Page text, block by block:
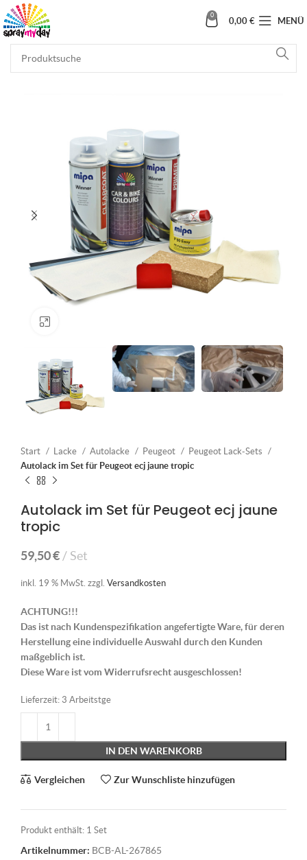
0
0,00 € MENÜ
Start Lacke Autolacke Peugeot
Peugeot Lack-Sets
Autolack im Set für Peugeot ecj jaune tropic
Autolack im Set für Peugeot ecj jaune
tropic
59,50€ Set
inkl. 19 % MwSt. zzgl. Versandkosten
ACHTUNG!!!
Das ist nach Kundenspezifikation angefertigte Ware, für deren
Herstellung eine individuelle Auswahl durch den Kunden
maßgeblich ist.
Diese Ware ist vom Widerrufsrecht ausgeschlossen!
Lieferzeit: 3 Arbeitstge
IN DEN WARENKORB
Vergleichen Zur Wunschliste hinzufügen
Produkt enthält: 1 Set
Artikelnummer: BCB-AL-267865